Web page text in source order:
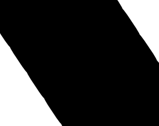
ЕВГЕНИЙ ЛЮЛИН И
Законодательного
области Евгений Люлин и министр
и предпринимательства
Черкасов.